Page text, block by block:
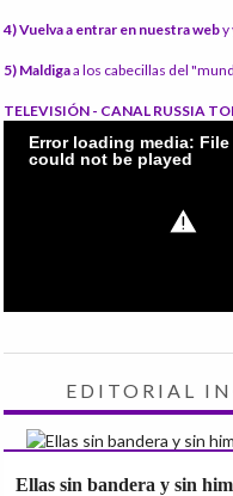
4) Vuelva a entrar en nuestra weby
5) Maldigaa los cabecillas del
TELEVISIÓN - CANAL RUSSIA
EDITORIAL
Ellas sin bandera y sin